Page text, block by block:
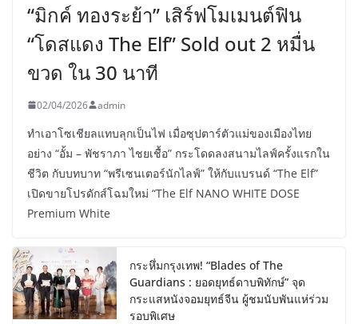
“มิกค์ ทองระย้า” เสิร์ฟโมเมนต์ฟิน
“โดสแดง The Elf” Sold out 2 หมื่น
ขวด ใน 30 นาที
02/04/2026 admin
ทำเอาโซเชียลแทบลุกเป็นไฟ เมื่อซุปตาร์ตัวแม่ของเมืองไทย
อย่าง “อั้ม – พัชราภา ไชยเชื้อ” กระโดดลงสนามไลฟ์ครั้งแรกใน
ชีวิต กับบทบาท “พรีเซนเตอร์นักไลฟ์” ให้กับแบรนด์ “The Elf”
เปิดขายโปรดักส์โฉมใหม่ “The Elf NANO WHITE DOSE
Premium White
กระหึ่มกรุงเทพ! “Blades of The
Guardians : ยอดยุทธ์ดาบพิทักษ์” จุด
กระแสหนังจอมยุทธ์จีน ผู้ชมนับพันแห่ร่วม
รอบพิเศษ